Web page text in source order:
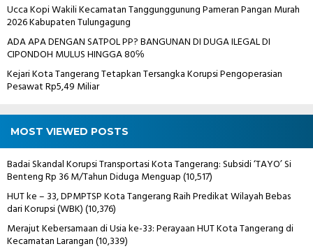
Ucca Kopi Wakili Kecamatan Tanggunggunung Pameran Pangan Murah
2026 Kabupaten Tulungagung
ADA APA DENGAN SATPOL PP? BANGUNAN DI DUGA ILEGAL DI
CIPONDOH MULUS HINGGA 80℅
Kejari Kota Tangerang Tetapkan Tersangka Korupsi Pengoperasian
Pesawat Rp5,49 Miliar
MOST VIEWED POSTS
Badai Skandal Korupsi Transportasi Kota Tangerang: Subsidi ‘TAYO’ Si
Benteng Rp 36 M/Tahun Diduga Menguap(10,517)
HUT ke – 33, DPMPTSP Kota Tangerang Raih Predikat Wilayah Bebas
dari Korupsi (WBK)(10,376)
Merajut Kebersamaan di Usia ke-33: Perayaan HUT Kota Tangerang di
Kecamatan Larangan(10,339)